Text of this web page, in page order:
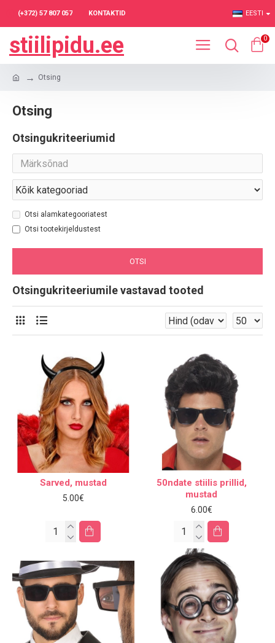
(+372) 57 807 057 KONTAKTID EESTI
stiilipidu.ee 0
Otsing
Otsing
Otsingukriteeriumid
Otsi alamkategooriatest
Otsi tootekirjeldustest
OTSI
Otsingukriteeriumile vastavad tooted
Sarved, mustad
5.00€
50ndate stiilis prillid,
mustad
6.00€